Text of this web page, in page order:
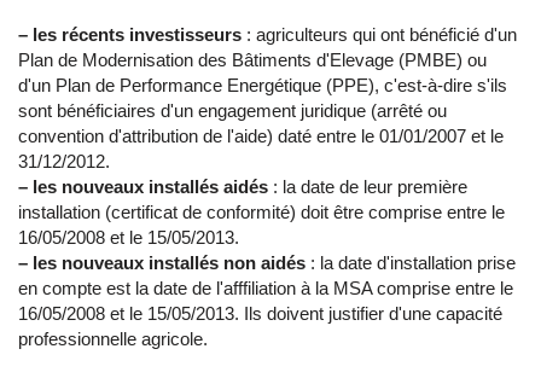
– les récents investisseurs : agriculteurs qui ont bénéficié d'un
Plan de Modernisation des Bâtiments d'Elevage (PMBE) ou
d'un Plan de Performance Energétique (PPE), c'est-à-dire s'ils
sont bénéficiaires d'un engagement juridique (arrêté ou
convention d'attribution de l'aide) daté entre le 01/01/2007 et le
31/12/2012.
– les nouveaux installés aidés : la date de leur première
installation (certificat de conformité) doit être comprise entre le
16/05/2008 et le 15/05/2013.
– les nouveaux installés non aidés : la date d'installation prise
en compte est la date de l'afffiliation à la MSA comprise entre le
16/05/2008 et le 15/05/2013. Ils doivent justifier d'une capacité
professionnelle agricole.